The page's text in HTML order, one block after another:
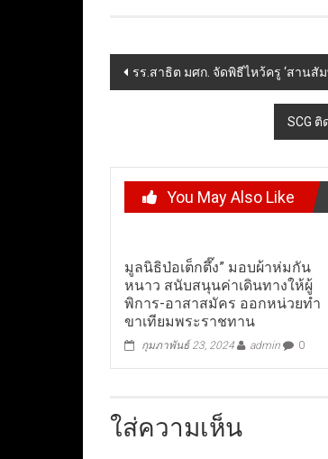
Post
รร.สาธิต มศก. จัดพิธีไหว้ครู ‘สานสั
SCG
You May Also Like
มูลนิธิป่อเต็กตึ๊ง” มอบผ้าห่มกัน
หนาว สนับสนุนค่าเดินทางให้ผู้
พิการ-อาสาสมัคร ออกหน่วยทำ
ขาเทียมพระราชทาน
กุมภาพันธ์ 23, 2024 admin 0
ใส่ความเห็น